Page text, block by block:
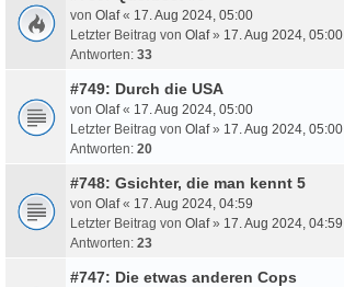
von Olaf« 17. Aug 2024, 05:00
Letzter Beitrag von Olaf» 17. Aug 2024, 05:00
Antworten: 33
#749: Durch die USA
von Olaf« 17. Aug 2024, 05:00
Letzter Beitrag von Olaf» 17. Aug 2024, 05:00
Antworten: 20
#748: Gsichter, die man kennt 5
von Olaf« 17. Aug 2024, 04:59
Letzter Beitrag von Olaf» 17. Aug 2024, 04:59
Antworten: 23
#747: Die etwas anderen Cops